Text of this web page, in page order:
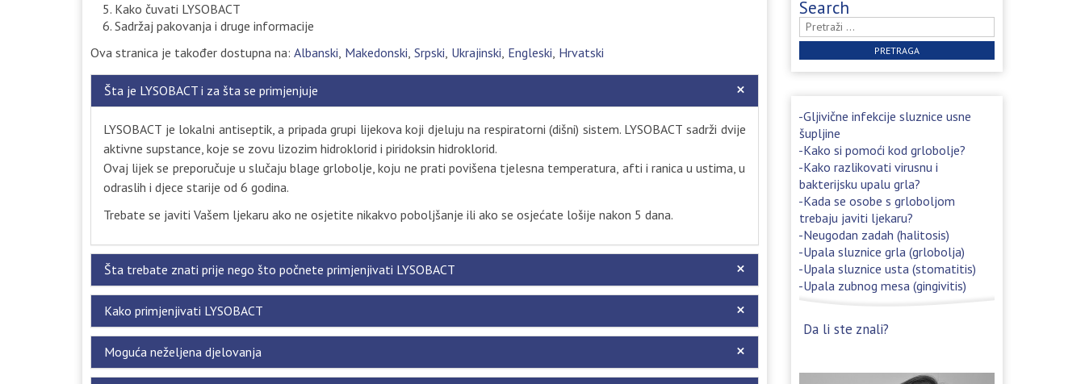
Kako čuvati LYSOBACT
Sadržaj pakovanja i druge informacije
Ova stranica je također dostupna na: Albanski Makedonski Srpski Ukrajinski Engleski Hrvatski
Šta je LYSOBACT i za šta se primjenjuje
LYSOBACT je lokalni antiseptik, a pripada grupi lijekova koji djeluju na respiratorni (dišni) sistem. LYSOBACT sadrži dvije
aktivne supstance, koje se zovu lizozim hidroklorid i piridoksin hidroklorid.
Ovaj lijek se preporučuje u slučaju blage grlobolje, koju ne prati povišena tjelesna temperatura, afti i ranica u ustima, u
odraslih i djece starije od 6 godina.
Trebate se javiti Vašem ljekaru ako ne osjetite nikakvo poboljšanje ili ako se osjećate lošije nakon 5 dana.
Šta trebate znati prije nego što počnete primjenjivati LYSOBACT
Kako primjenjivati LYSOBACT
Moguća neželjena djelovanja
Search
Pretraga:
Gljivične infekcije sluznice usne
šupljine
Kako si pomoći kod grlobolje?
Kako razlikovati virusnu i
bakterijsku upalu grla?
Kada se osobe s grloboljom
trebaju javiti ljekaru?
Neugodan zadah (halitosis)
Upala sluznice grla (grlobolja)
Upala sluznice usta (stomatitis)
Upala zubnog mesa (gingivitis)
Da li ste znali?